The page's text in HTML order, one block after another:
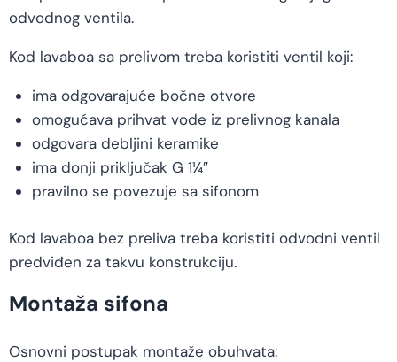
odvodnog ventila.
Kod lavaboa sa prelivom treba koristiti ventil koji:
ima odgovarajuće bočne otvore
omogućava prihvat vode iz prelivnog kanala
odgovara debljini keramike
ima donji priključak G 1¼″
pravilno se povezuje sa sifonom
Kod lavaboa bez preliva treba koristiti odvodni ventil
predviđen za takvu konstrukciju.
Montaža sifona
Osnovni postupak montaže obuhvata: